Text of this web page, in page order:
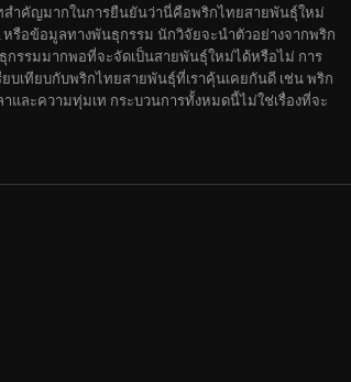
สำคัญมากในการยืนยันว่านี่คือพริกไทยสายพันธุ์ใหม่
หรือข้อมูลทางพันธุกรรม นักวิจัยจะนำตัวอย่างจากพริก
รรมมากพอที่จะจัดเป็นสายพันธุ์ใหม่ได้หรือไม่ การ
บเทียบกับพริกไทยสายพันธุ์ที่เราคุ้นเคยกันดี เช่น พริก
และความทุ่มเท กระบวนการทั้งหมดนี้ไม่ใช่เรื่องที่จะ